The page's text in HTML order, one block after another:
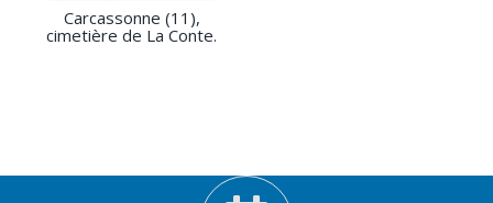
Carcassonne (11),
cimetière de La Conte.